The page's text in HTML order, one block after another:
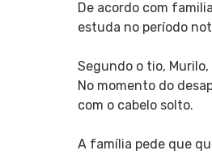
De acordo com
estuda no período
Segundo o tio,
No momento do
com o cabelo solto.
A família pede que